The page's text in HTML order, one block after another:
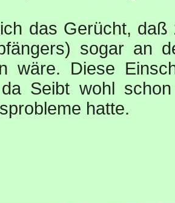
das Gerücht,
sogar an
wäre. Diese
Seibt wohl
hatte.